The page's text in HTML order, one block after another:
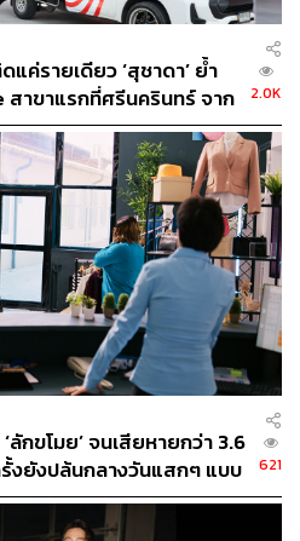
ค่รายเดียว ‘สุชาดา’ ย้ำ
สาขาแรกที่ศรีนครินทร์ จาก
2.0K
ลักขโมย’ จนเสียหายกว่า 3.6
งยังปล้นกลางวันแสกๆ แบบ
621